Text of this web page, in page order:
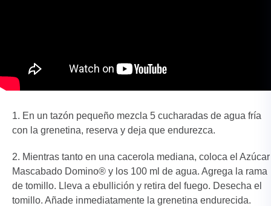
En un tazón pequeño mezcla 5 cucharadas de agua fría
con la grenetina, reserva y deja que endurezca.
Mientras tanto en una cacerola mediana, coloca el Azúcar
Mascabado Domino® y los 100 ml de agua. Agrega la rama
de tomillo. Lleva a ebullición y retira del fuego. Desecha el
tomillo. Añade inmediatamente la grenetina endurecida.